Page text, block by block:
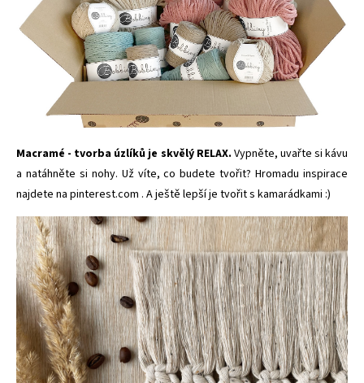
Macramé - tvorba úzlíků je skvělý RELAX. Vypněte, uvařte si kávu
a natáhněte si nohy. Už víte, co budete tvořit? Hromadu inspirace
najdete na pinterest.com . A ještě lepší je tvořit s kamarádkami :)